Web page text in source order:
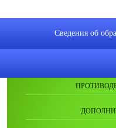
Сведения об